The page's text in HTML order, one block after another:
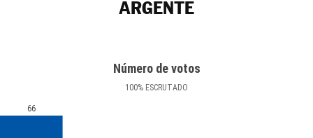
ARGENTE
Número de votos
100% ESCRUTADO
66